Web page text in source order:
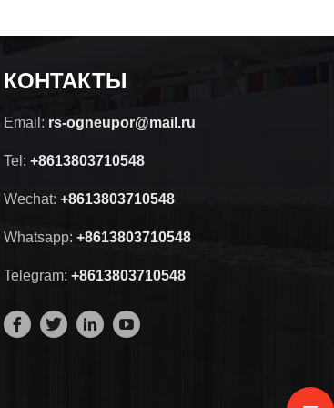
КОНТАКТЫ
Email: rs-ogneupor@mail.ru
Tel: +8613803710548
Wechat: +8613803710548
Whatsapp: +8613803710548
Telegram: +8613803710548